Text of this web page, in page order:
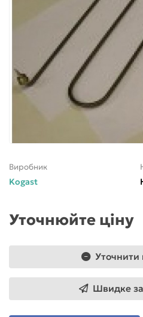
Виробник
Kogast
Уточнюйте ціну
Уточнити
Швидке